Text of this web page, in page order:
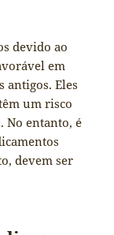
devido ao
em
antigos. Eles
um risco
No entanto, é
devem ser